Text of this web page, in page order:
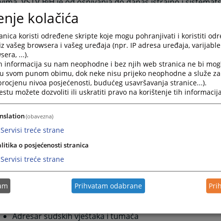
i unapređenju pravosudnog informacionog sistema, čime
primjena informacionih tehnologija u svakodnevnom
širom Bosne i Hercegovine.
u pravosuđu primarno je motiviran
jednakog pristupa pravdi za sve građane. Cijeneći
pravovremenog i adekvatnog informiranja građana
je 2007. godine pokrenuo proces razvoja web-portala
Kako bi portal pravosuđa i web-stranice pravosudnih
i prilagodili potrebama građana i korisnika sudskih
godina razvijen je niz funkcionalnosti portala:
Interaktivna mapa o radu sudova u BiH
Online pristup sudskim predmetima
"E-sud" - Mobilna aplikacija za pristup sudskim
Raspored suđenja
Kalkulator sudskih taksi
Kalkulator troškova sudskih postupaka
Uvjerenja o nevođenju krivičnog postupka
Adresar sudskih vještaka i tumača
kolačića
koristi određene skripte koje mogu pohranjivati i koristiti
vašeg browsera i vašeg uređaja (npr. IP adresa uređaja,
...).
informacija su nam neophodne i bez njih web stranica ne bi
svom punom obimu, dok neke nisu prijeko neophodne a služe
nivoa posjećenosti, budućeg usavršavanja stranice...).
možete dozvoliti ili uskratiti pravo na korištenje tih
(obavezna)
Servisi treće strane
o posjećenosti stranica
Servisi treće strane
Prihvatam odabrane